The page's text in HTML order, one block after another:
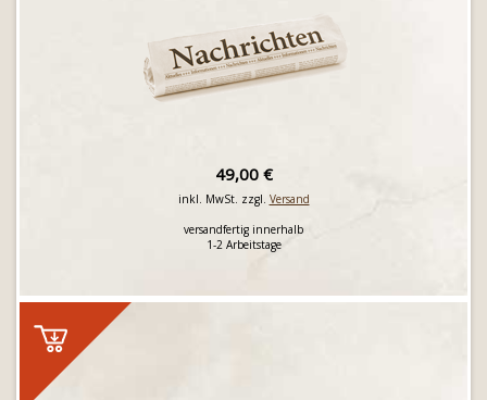
49,00 €
inkl. MwSt. zzgl. Versand
versandfertig innerhalb
1-2 Arbeitstage